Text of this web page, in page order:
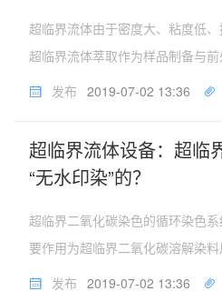
超临界流体由于密度大、粘度低
超临界流体萃取作为样品制备与
法无法比拟的优点，它可以缩短处
其他方法联用，避免了样...
发布 2019-07-02 13:36
超临界流体设备：超临
“无水印染”的？
超临界二氧化碳染色的循环染色
要作用为超临界二氧化碳溶解染
流体循环染色系统工作原理为：染
发布 2019-07-02 13:36